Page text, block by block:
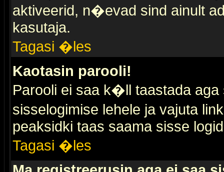
aktiveerid, n�evad sind ainult
kasutaja.
Tagasi �les
Kaotasin parooli!
Parooli ei saa k�ll taastada aga
sisselogimise lehele ja vajuta
peaksidki taas saama sisse
Tagasi �les